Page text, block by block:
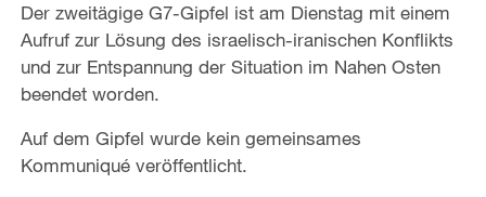
Der zweitägige G7-Gipfel ist am Dienstag mit einem
Aufruf zur Lösung des israelisch-iranischen Konflikts
und zur Entspannung der Situation im Nahen Osten
beendet worden.
Auf dem Gipfel wurde kein gemeinsames
Kommuniqué veröffentlicht.